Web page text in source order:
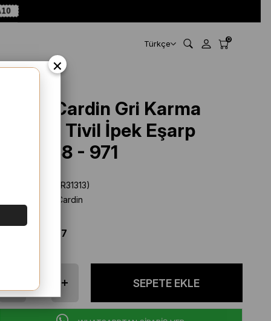
Türkçe 0
Pierre Cardin Gri Karma
Desenli Tivil İpek Eşarp
8418438 - 971
(SYR31313)
Pierre Cardin
$ 41.67
×